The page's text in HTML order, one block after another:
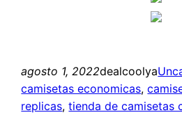
agosto 1, 2022dealcoolya
camisetas economicas,
replicas, tienda de camisetas